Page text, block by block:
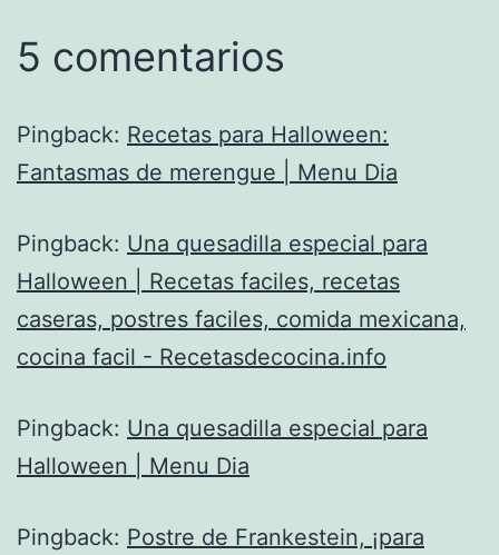
5 comentarios
Pingback: Recetas para Halloween:
Fantasmas de merengue | Menu Dia
Pingback: Una quesadilla especial para
Halloween | Recetas faciles, recetas
caseras, postres faciles, comida mexicana,
cocina facil - Recetasdecocina.info
Pingback: Una quesadilla especial para
Halloween | Menu Dia
Pingback: Postre de Frankestein, ¡para